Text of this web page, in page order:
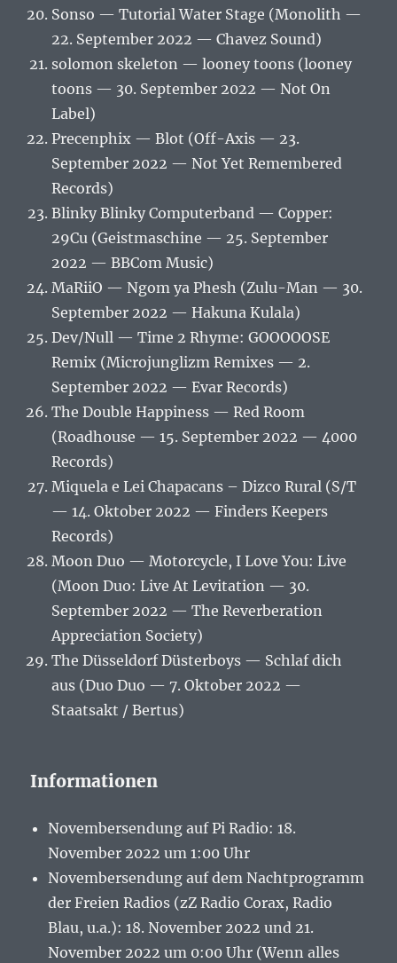
Sonso — Tutorial Water Stage (Monolith —
22. September 2022 — Chavez Sound)
solomon skeleton — looney toons (looney
toons — 30. September 2022 — Not On
Label)
Precenphix — Blot (Off-Axis — 23.
September 2022 — Not Yet Remembered
Records)
Blinky Blinky Computerband — Copper:
29Cu (Geistmaschine — 25. September
2022 — BBCom Music)
MaRiiO — Ngom ya Phesh (Zulu-Man — 30.
September 2022 — Hakuna Kulala)
Dev/Null — Time 2 Rhyme: GOOOOOSE
Remix (Microjunglizm Remixes — 2.
September 2022 — Evar Records)
The Double Happiness — Red Room
(Roadhouse — 15. September 2022 — 4000
Records)
Miquela e Lei Chapacans – Dizco Rural (S/T
— 14. Oktober 2022 — Finders Keepers
Records)
Moon Duo — Motorcycle, I Love You: Live
(Moon Duo: Live At Levitation — 30.
September 2022 — The Reverberation
Appreciation Society)
The Düsseldorf Düsterboys — Schlaf dich
aus (Duo Duo — 7. Oktober 2022 —
Staatsakt / Bertus)
Informationen
Novembersendung auf Pi Radio: 18.
November 2022 um 1:00 Uhr
Novembersendung auf dem Nachtprogramm
der Freien Radios (zZ Radio Corax, Radio
Blau, u.a.): 18. November 2022 und 21.
November 2022 um 0:00 Uhr (Wenn alles